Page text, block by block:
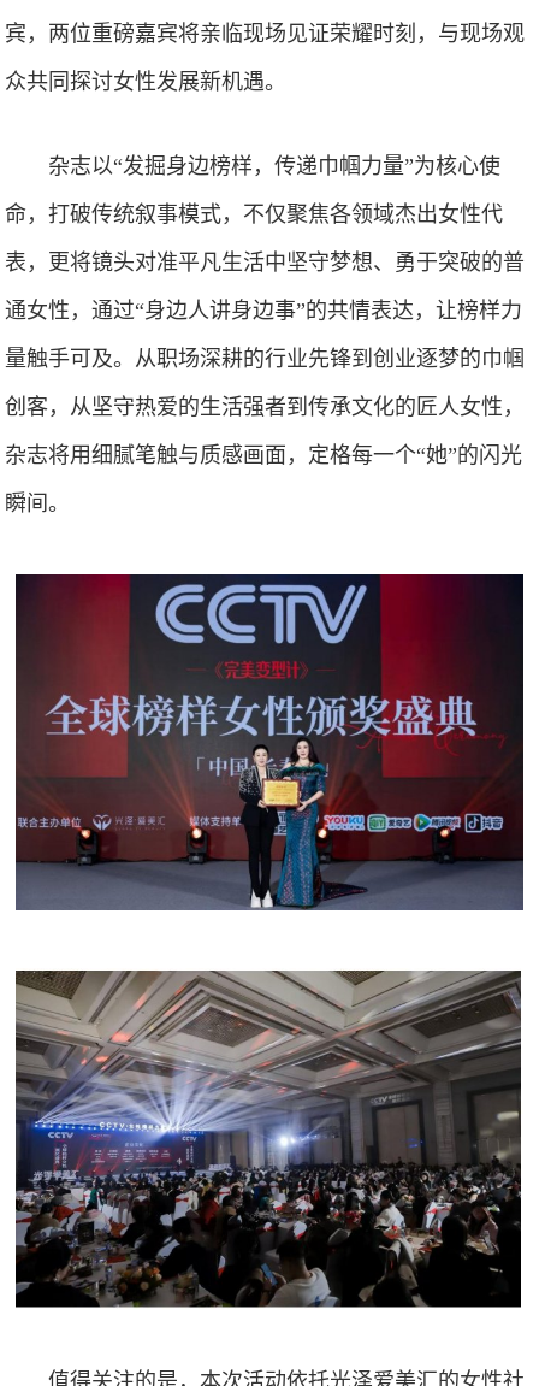
宾，两位重磅嘉宾将亲临现场见证荣耀时刻，与现场观
众共同探讨女性发展新机遇。
杂志以“发掘身边榜样，传递巾帼力量”为核心使
命，打破传统叙事模式，不仅聚焦各领域杰出女性代
表，更将镜头对准平凡生活中坚守梦想、勇于突破的普
通女性，通过“身边人讲身边事”的共情表达，让榜样力
量触手可及。从职场深耕的行业先锋到创业逐梦的巾帼
创客，从坚守热爱的生活强者到传承文化的匠人女性，
杂志将用细腻笔触与质感画面，定格每一个“她”的闪光
瞬间。
值得关注的是，本次活动依托光泽爱美汇的女性社